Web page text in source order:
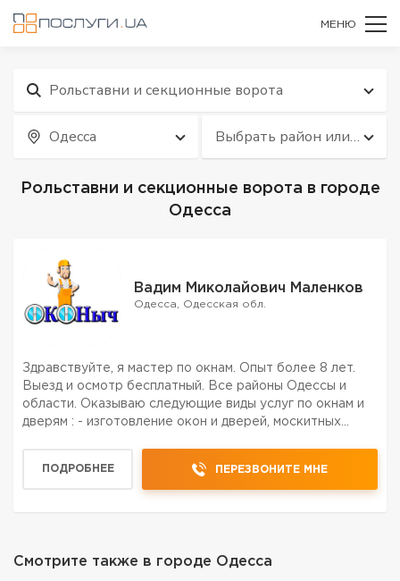
МЕНЮ
Рольставни и секционные ворота
Одесса Выбрать район или
квартал
Рольставни и секционные ворота в городе
Одесса
Вадим Миколайович Маленков
Одесса, Одесская обл.
Здравствуйте, я мастер по окнам. Опыт более 8 лет.
Выезд и осмотр бесплатный. Все районы Одессы и
области. Оказываю следующие виды услуг по окнам и
дверям : - изготовление окон и дверей, москитных
замена...
ПОДРОБНЕЕ ПЕРЕЗВОНИТЕ МНЕ
Смотрите также в городе Одесса